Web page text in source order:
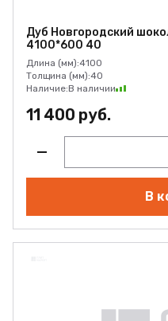
Дуб Новгородский
4100*600 40
Длина (мм):4100
Толщина (мм):40
Наличие:В наличии
11 400 руб.
В